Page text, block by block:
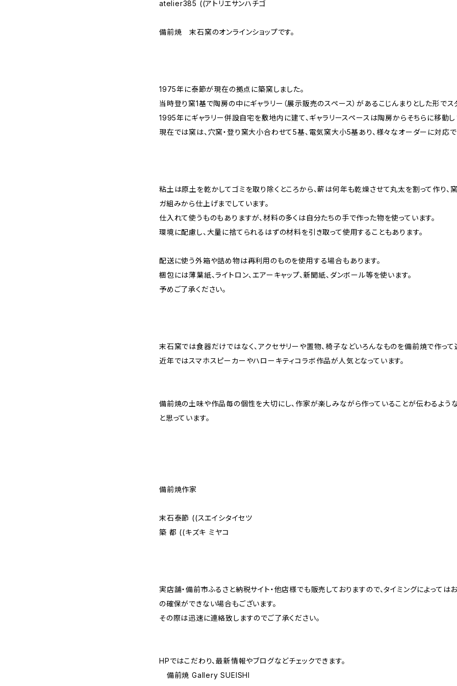
atelier385 ((アトリエサンハチゴ
備前焼 末石窯のオンラインショップです。
1975年に泰節が現在の拠点に築窯しました。
当時登り窯1基で陶房の中にギャラリー（展示販売のスペース）があるこじんまりとした形でス
1995年にギャラリー併設自宅を敷地内に建て、ギャラリースペースは陶房からそちらに移動し
現在では窯は、穴窯・登り窯大小合わせて5基、電気窯大小5基あり、様々なオーダーに対応で
粘土は原土を乾かしてゴミを取り除くところから、薪は何年も乾燥させて丸太を割って作り、
ガ組みから仕上げまでしています。
仕入れて使うものもありますが、材料の多くは自分たちの手で作った物を使っています。
環境に配慮し、大量に捨てられるはずの材料を引き取って使用することもあります。
配送に使う外箱や詰め物は再利用のものを使用する場合もあります。
梱包には薄葉紙、ライトロン、エアーキャップ、新聞紙、ダンボール等を使います。
予めご了承ください。
末石窯では食器だけではなく、アクセサリーや置物、椅子などいろんなものを備前焼で作って
近年ではスマホスピーカーやハローキティコラボ作品が人気となっています。
備前焼の土味や作品毎の個性を大切にし、作家が楽しみながら作っていることが伝わるよう
と思っています。
備前焼作家
末石泰節 ((スエイシタイセツ
築 都 ((キズキ ミヤコ
実店舗・備前市ふるさと納税サイト・他店様でも販売しておりますので、タイミングによって
の確保ができない場合もございます。
その際は迅速に連絡致しますのでご了承ください。
HPではこだわり、最新情報やブログなどチェックできます。
備前焼 Gallery SUEISHI